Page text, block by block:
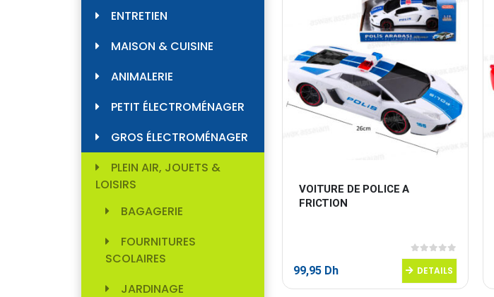
VOITURE DE POLICE A
FRICTION
0sur 5
99,95 Dh DETAILS
ENTRETIEN
MAISON & CUISINE
ANIMALERIE
PETIT ÉLECTROMÉNAGER
GROS ÉLECTROMÉNAGER
PLEIN AIR, JOUETS &
LOISIRS
BAGAGERIE
FOURNITURES
SCOLAIRES
JARDINAGE